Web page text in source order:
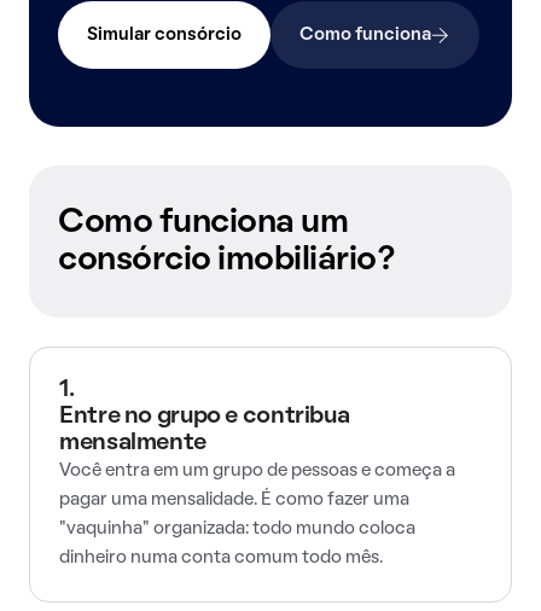
Simular consórcio Como funciona
Como funciona um
consórcio imobiliário?
1.
Entre no grupo e contribua
mensalmente
Você entra em um grupo de pessoas e começa a
pagar uma mensalidade. É como fazer uma
"vaquinha" organizada: todo mundo coloca
dinheiro numa conta comum todo mês.